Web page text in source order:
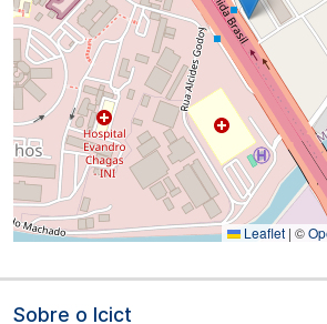
Leaflet | ©
Sobre o Icict